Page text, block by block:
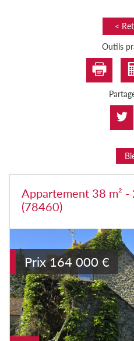
<
Outils
Appartement 38 m² -
(78460)
Prix 164 000 €